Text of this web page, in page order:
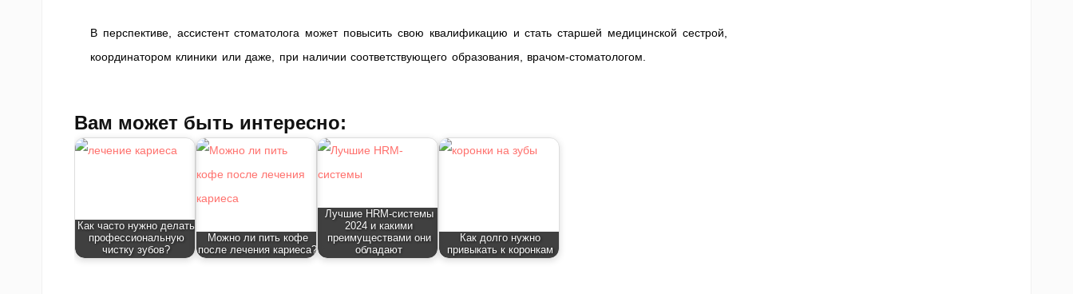
В перспективе, ассистент стоматолога может повысить свою квалификацию и стать старшей медицинской сестрой,
координатором клиники или даже, при наличии соответствующего образования, врачом-стоматологом.
Вам может быть интересно:
Как часто нужно делать
профессиональную
чистку зубов?
Можно ли пить кофе
после лечения кариеса?
Лучшие HRM-системы
2024 и какими
преимуществами они
обладают
Как долго нужно
привыкать к коронкам